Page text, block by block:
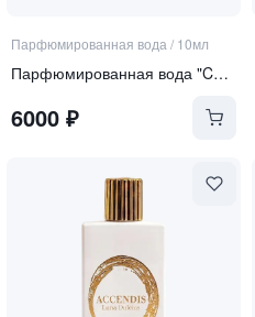
Парфюмированная вода / 10мл
Парфюмированная вода "Curiosity"
6000 ₽